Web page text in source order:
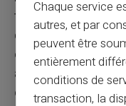
também ser-lhe
quando por
obséquio em
amigos
outros. Cada um
Chaque service
autres, et par
peuvent être
entièrement
conditions de
transaction, la